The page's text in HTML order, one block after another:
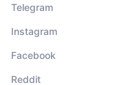
Telegram
Instagram
Facebook
Reddit